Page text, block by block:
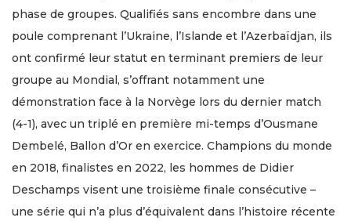
phase de groupes. Qualifiés sans encombre dans une
poule comprenant l’Ukraine, l’Islande et l’Azerbaïdjan, ils
ont confirmé leur statut en terminant premiers de leur
groupe au Mondial, s’offrant notamment une
démonstration face à la Norvège lors du dernier match
(4-1), avec un triplé en première mi-temps d’Ousmane
Dembelé, Ballon d’Or en exercice. Champions du monde
en 2018, finalistes en 2022, les hommes de Didier
Deschamps visent une troisième finale consécutive –
une série qui n’a plus d’équivalent dans l’histoire récente